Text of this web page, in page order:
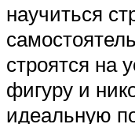
научиться
строятся на
фигуру и
идеальную